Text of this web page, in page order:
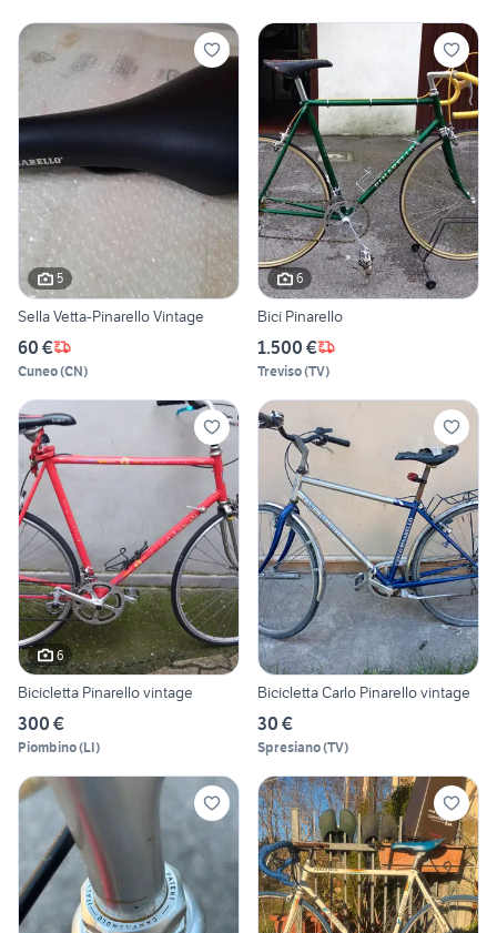
5
Sella Vetta-Pinarello Vintage
60 €
Cuneo(CN)
6
Bici Pinarello
1.500 €
Treviso(TV)
6
Bicicletta Pinarello vintage
300 €
Piombino(LI)
Bicicletta Carlo Pinarello vintage
30 €
Spresiano(TV)